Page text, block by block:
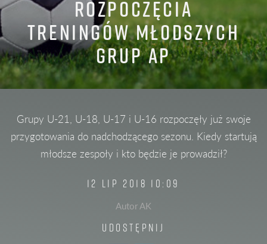
ROZPOCZĘCIA
TRENINGÓW MŁODSZYCH
GRUP AP
Grupy U-21, U-18, U-17 i U-16 rozpoczęły już swoje
przygotowania do nadchodzącego sezonu. Kiedy startują
młodsze zespoły i kto będzie je prowadził?
12 LIP 2018 10:09
Autor AK
UDOSTĘPNIJ